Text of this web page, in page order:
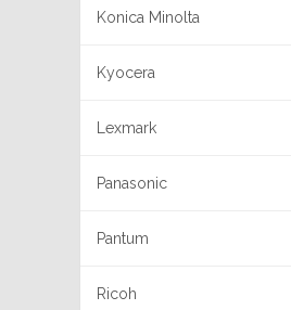
Konica Minolta
Kyocera
Lexmark
Panasonic
Pantum
Ricoh